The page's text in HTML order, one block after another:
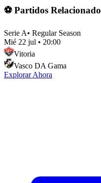
⚽ Partidos
Serie A• Regular Season
Mié 22 jul • 20:00
Vitoria
Vasco DA Gama
Explorar Ahora